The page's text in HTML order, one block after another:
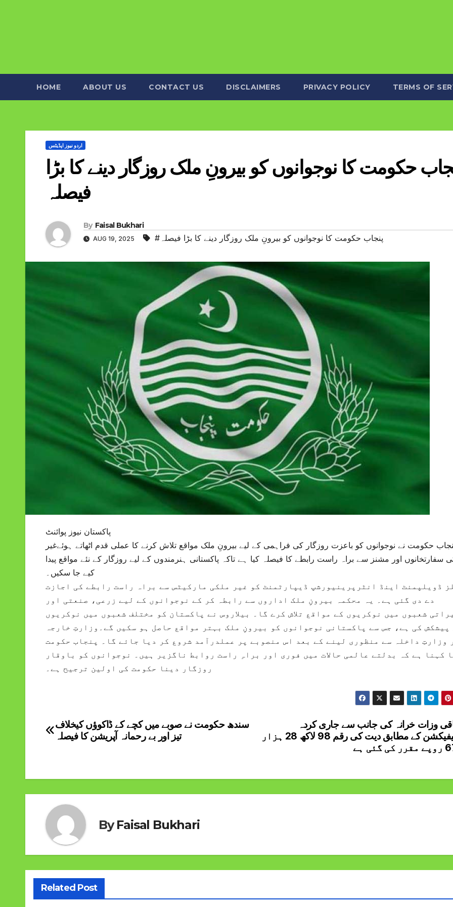
HOME ABOUT US CONTACT US DISCLAIMERS PRIVACY POLICY TERMS OF
اردو نیوز اپڈیٹس
حکومت کا نوجوانوں کو بیرونِ ملک روزگار دینے کا بڑا
فیصلہ
By Faisal Bukhari
AUG 19, 2025 #پنجاب حکومت کا نوجوانوں کو بیرونِ ملک روزگار دینے کا بڑا فیصلہ
پاکستان نیوز پوائنٹ
حکومت نے نوجوانوں کو باعزت روزگار کی فراہمی کے لیے بیرونِ ملک مواقع تلاش کرنے کا عملی قدم اٹھاتے ہوئےغیر
سفارتخانوں اور مشنز سے براہ راست رابطے کا فیصلہ کیا ہے تاکہ پاکستانی ہنرمندوں کے لیے روزگار کے نئے مواقع پیدا
کیے جا سکیں۔
ڈویلپمنٹ اینڈ انٹرپرینیورشپ ڈیپارٹمنٹ کو غیر ملکی مارکیٹس سے براہ راست رابطے کی اجازت
دے دی گئی ہے۔ یہ محکمہ بیرونِ ملک اداروں سے رابطہ کر کے نوجوانوں کے لیے زرعی، صنعتی اور
شعبوں میں نوکریوں کے مواقع تلاش کرے گا۔ بیلاروس نے پاکستان کو مختلف شعبوں میں نوکریوں
پیشکش کی ہے، جس سے پاکستانی نوجوانوں کو بیرونِ ملک بہتر مواقع حاصل ہو سکیں گے۔وزارتِ خارجہ
وزارتِ داخلہ سے منظوری لینے کے بعد اس منصوبے پر عملدرآمد شروع کر دیا جائے گا۔ پنجاب حکومت
کہنا ہے کہ بدلتے عالمی حالات میں فوری اور براہِ راست روابط ناگزیر ہیں۔ نوجوانوں کو باوقار
روزگار دینا حکومت کی اولین ترجیح ہے۔
Post
وزات خرانہ کی جانب سے جاری کردہ
نوٹیفیکشن کے مطابق دیت کی رقم 98 لاکھ 28 ہزار
گئی ہے
سندھ حکومت نے صوبے میں کچے کے ڈاکوؤں کیخلاف
تیز اور بے رحمانہ آپریشن کا فیصلہ
ByFaisal Bukhari
Related Post